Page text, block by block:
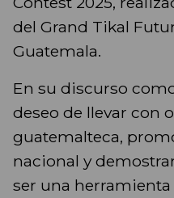
del Grand Tikal
Guatemala.
En su discurso
deseo de llevar con
guatemalteca,
nacional y
ser una